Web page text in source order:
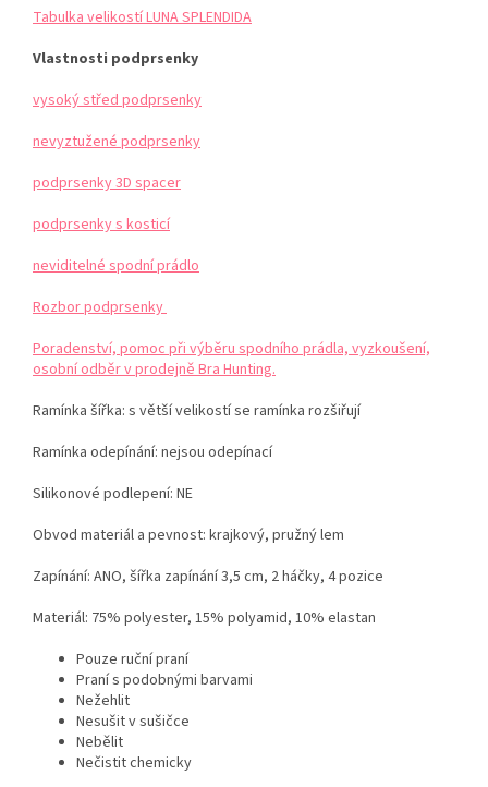
Tabulka velikostí LUNA SPLENDIDA
Vlastnosti podprsenky
vysoký střed podprsenky
nevyztužené podprsenky
podprsenky 3D spacer
podprsenky s kosticí
neviditelné spodní prádlo
Rozbor podprsenky
Poradenství, pomoc při výběru spodního prádla, vyzkoušení,
osobní odběr v prodejně Bra Hunting.
Ramínka šířka: s větší velikostí se ramínka rozšiřují
Ramínka odepínání: nejsou odepínací
Silikonové podlepení: NE
Obvod materiál a pevnost: krajkový, pružný lem
Zapínání: ANO, šířka zapínání 3,5 cm, 2 háčky, 4 pozice
Materiál: 75% polyester, 15% polyamid, 10% elastan
Pouze ruční praní
Praní s podobnými barvami
Nežehlit
Nesušit v sušičce
Nebělit
Nečistit chemicky